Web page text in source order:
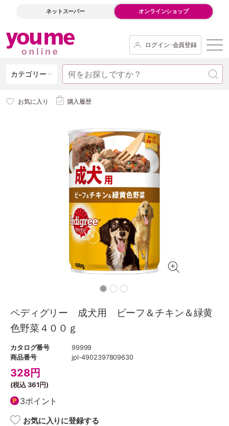
ネットスーパー オンラインショップ
ログイン･会員登録
カテゴリー
お気に入り 購入履歴
ペディグリー 成犬用 ビーフ＆チキン＆緑黄
色野菜４００ｇ
カタログ番号
99999
商品番号
jpl-4902397809630
328円
(税込361円)
3ポイント
お気に入りに登録する